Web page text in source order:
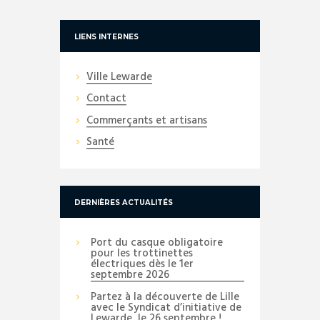
LIENS INTERNES
Ville Lewarde
Contact
Commerçants et artisans
Santé
DERNIÈRES ACTUALITÉS
Port du casque obligatoire
pour les trottinettes
électriques dès le 1er
septembre 2026
Partez à la découverte de Lille
avec le Syndicat d’initiative de